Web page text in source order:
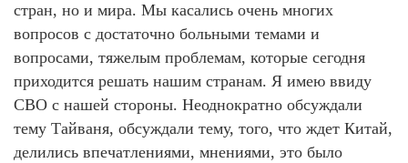
стран, но и мира. Мы касались очень многих
вопросов с достаточно больными темами и
вопросами, тяжелым проблемам, которые сегодня
приходится решать нашим странам. Я имею ввиду
СВО с нашей стороны. Неоднократно обсуждали
тему Тайваня, обсуждали тему, того, что ждет Китай,
делились впечатлениями, мнениями, это было